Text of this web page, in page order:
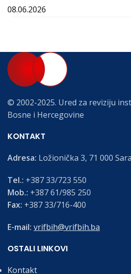
08.06.2026
© 2002-2025. Ured za reviziju
Bosne i Hercegovine
KONTAKT
Adresa: Ložionička 3, 71 000
Tel.: +387 33/723 550
Mob.: +387 61/985 250
Fax: +387 33/716-400
E-mail: vrifbih@vrifbih.ba
OSTALI LINKOVI
Kontakt